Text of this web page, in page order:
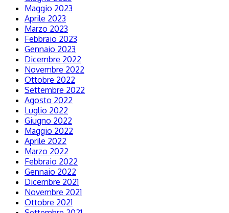
Maggio 2023
Aprile 2023
Marzo 2023
Febbraio 2023
Gennaio 2023
Dicembre 2022
Novembre 2022
Ottobre 2022
Settembre 2022
Agosto 2022
Luglio 2022
Giugno 2022
Maggio 2022
Aprile 2022
Marzo 2022
Febbraio 2022
Gennaio 2022
Dicembre 2021
Novembre 2021
Ottobre 2021